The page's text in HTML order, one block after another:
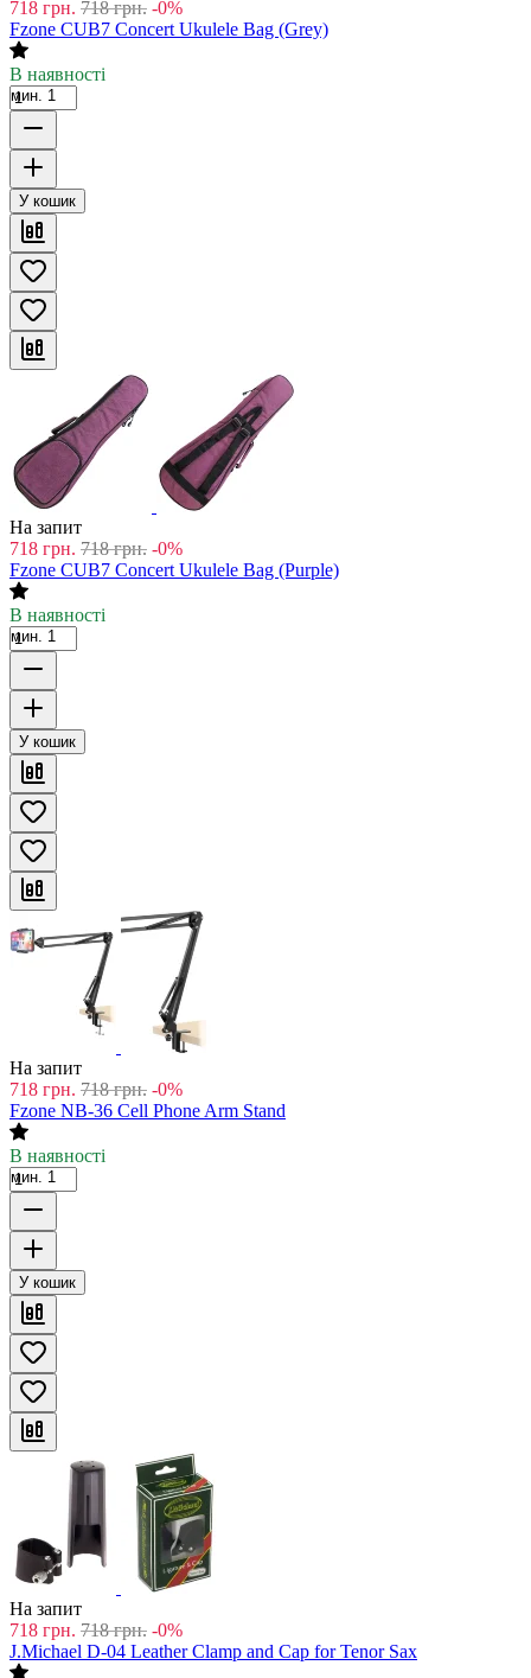
718 грн. 718 грн. -0%
Fzone CUB7 Concert Ukulele Bag (Grey)
В наявності
мин. 1
У кошик
На запит
718 грн. 718 грн. -0%
Fzone CUB7 Concert Ukulele Bag (Purple)
В наявності
мин. 1
У кошик
На запит
718 грн. 718 грн. -0%
Fzone NB-36 Cell Phone Arm Stand
В наявності
мин. 1
У кошик
На запит
718 грн. 718 грн. -0%
J.Michael D-04 Leather Clamp and Cap for Tenor Sax